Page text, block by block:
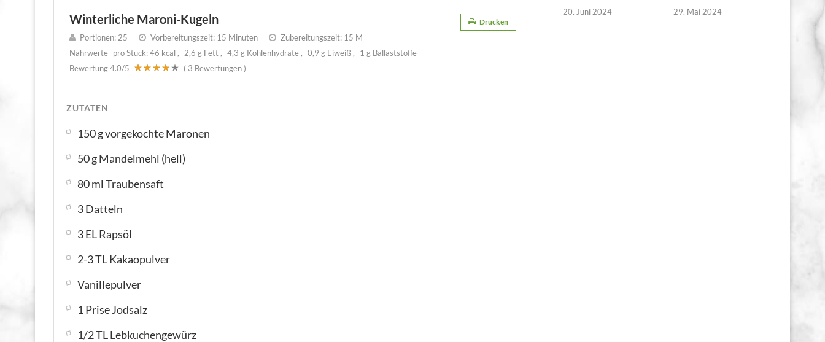
Winterliche Maroni-Kugeln Drucken
Portionen: 25 Vorbereitungszeit: 15 Minuten Zubereitungszeit: 15 M
Nährwerte pro Stück:46 kcal 2,6 g Fett 4,3 g Kohlenhydrate 0,9 g Eiweiß
1 g Ballaststoffe
Bewertung4.0/5 ( 3 Bewertungen )
ZUTATEN
150 g vorgekochte Maronen
50 g Mandelmehl (hell)
80 ml Traubensaft
3 Datteln
3 EL Rapsöl
2-3 TL Kakaopulver
Vanillepulver
1 Prise Jodsalz
1/2 TL Lebkuchengewürz
20. Juni 2024 29. Mai 2024